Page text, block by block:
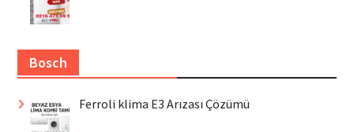
Bosch
Ferroli klima E3 Arızası Çözümü